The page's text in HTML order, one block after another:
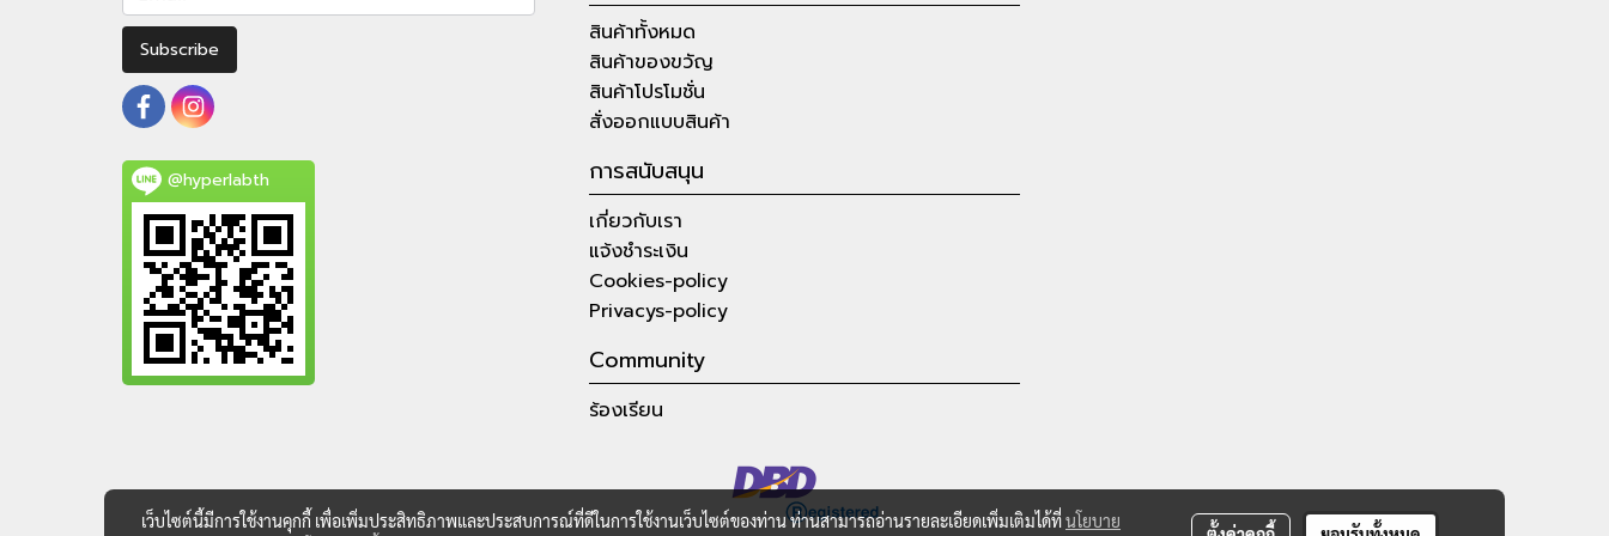
Subscribe
@hyperlabth
สินค้าทั้งหมด
สินค้าของขวัญ
สินค้าโปรโมชั่น
สั่งออกแบบสินค้า
การสนับสนุน
เกี่ยวกับเรา
แจ้งชำระเงิน
Cookies-policy
Privacys-policy
Community
ร้องเรียน
เว็บไซต์นี้มีการใช้งานคุกกี้ เพื่อเพิ่มประสิทธิภาพและประสบการณ์ที่ดีในการใช้งานเว็บไซต์ของท่าน ท่านสามารถอ่านรายละเอียดเพิ่มเติมได้ที่นโยบาย